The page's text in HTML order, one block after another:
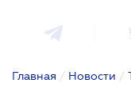
Главная / Новости /